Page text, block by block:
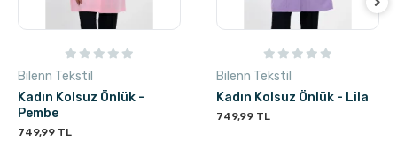
Bilenn Tekstil
Kadın Kolsuz Önlük -
Pembe
749,99 TL
Bilenn Tekstil
Kadın Kolsuz Önlük - Lila
749,99 TL